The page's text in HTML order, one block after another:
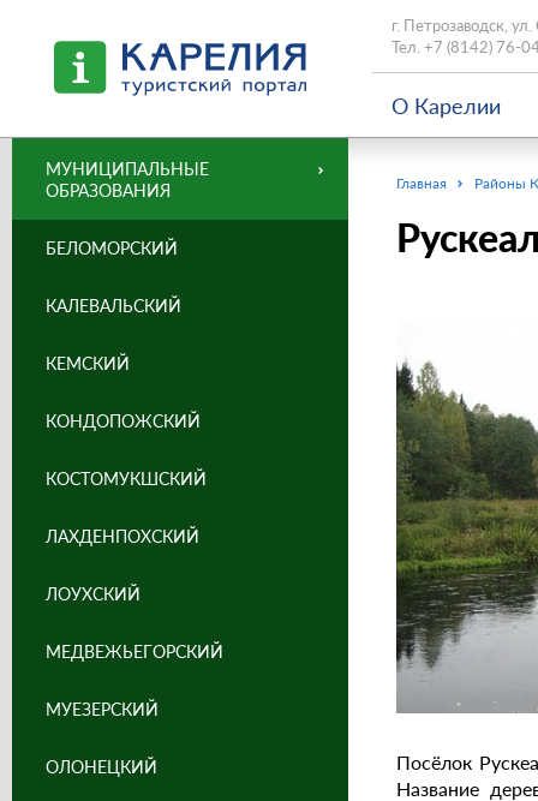
г. Петрозаводск,
Тел. +7 (8142) 76-
О Карелии
Главная Районы
Посёлок
Название
МУНИЦИПАЛЬНЫЕ
ОБРАЗОВАНИЯ
БЕЛОМОРСКИЙ
КАЛЕВАЛЬСКИЙ
КЕМСКИЙ
КОНДОПОЖСКИЙ
КОСТОМУКШСКИЙ
ЛАХДЕНПОХСКИЙ
ЛОУХСКИЙ
МЕДВЕЖЬЕГОРСКИЙ
МУЕЗЕРСКИЙ
ОЛОНЕЦКИЙ